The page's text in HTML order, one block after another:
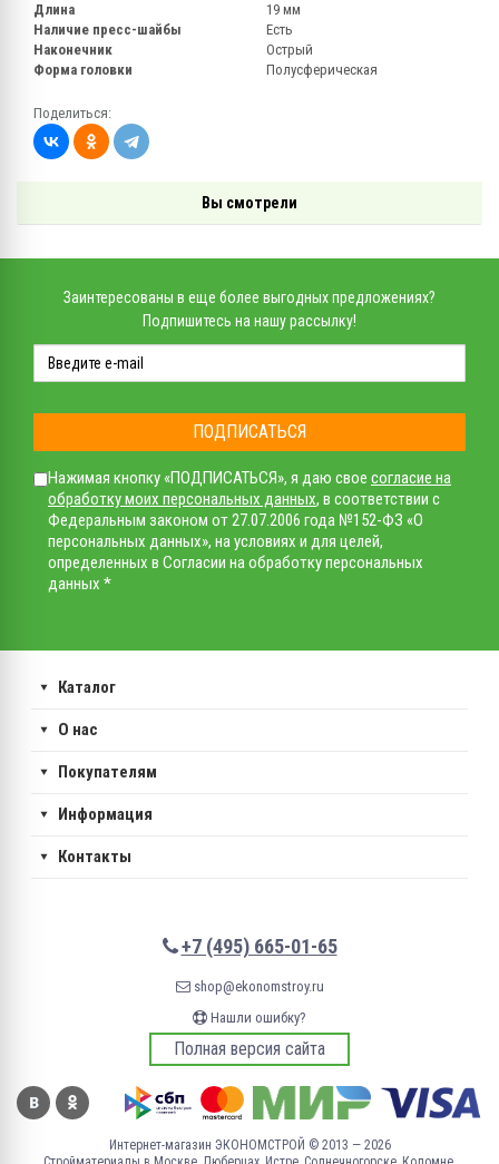
Длина
19 мм
Наличие пресс-шайбы
Есть
Наконечник
Острый
Форма головки
Полусферическая
Поделиться:
Вы смотрели
Заинтересованы в еще более выгодных предложениях?
Подпишитесь на нашу рассылку!
ПОДПИСАТЬСЯ
Нажимая кнопку «ПОДПИСАТЬСЯ», я даю свое согласие на
обработку моих персональных данных, в соответствии с
Федеральным законом от 27.07.2006 года №152-ФЗ «О
персональных данных», на условиях и для целей,
определенных в Согласии на обработку персональных
данных *
Каталог
О нас
Покупателям
Информация
Контакты
+7 (495) 665-01-65
shop@ekonomstroy.ru
Нашли ошибку?
Полная версия сайта
Интернет-магазин ЭКОНОМСТРОЙ © 2013 — 2026